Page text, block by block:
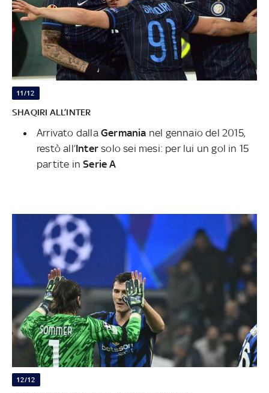
11/12
SHAQIRI ALL’INTER
Arrivato dalla Germania nel gennaio del 2015,
restò all’Inter solo sei mesi: per lui un gol in 15
partite in Serie A
12/12